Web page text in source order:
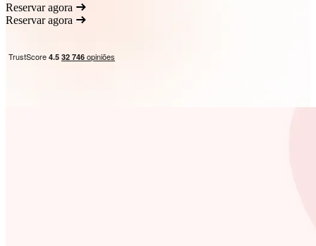
Reservar agora
Reservar agora